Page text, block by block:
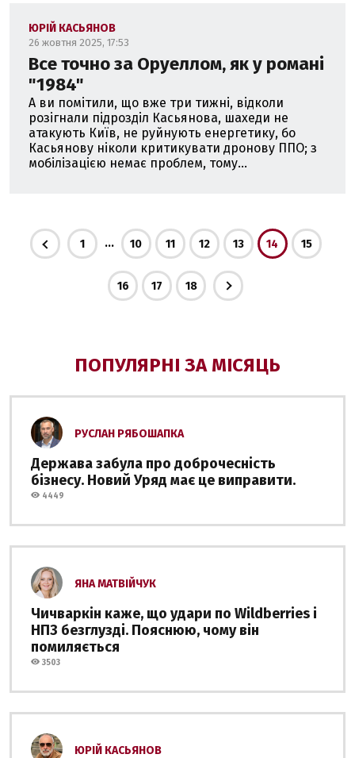
ЮРІЙ КАСЬЯНОВ
26 жовтня 2025, 17:53
Все точно за Оруеллом, як у романі
"1984"
А ви помітили, що вже три тижні, відколи
розігнали підрозділ Касьянова, шахеди не
атакують Київ, не руйнують енергетику, бо
Касьянову ніколи критикувати дронову ППО; з
мобілізацією немає проблем, тому...
1 ... 10 11 12 13 14 15
16 17 18
ПОПУЛЯРНІ ЗА МІСЯЦЬ
РУСЛАН РЯБОШАПКА
Держава забула про доброчесність
бізнесу. Новий Уряд має це виправити.
4449
ЯНА МАТВІЙЧУК
Чичваркін каже, що удари по Wildberries і
НПЗ безглузді. Пояснюю, чому він
помиляється
3503
ЮРІЙ КАСЬЯНОВ